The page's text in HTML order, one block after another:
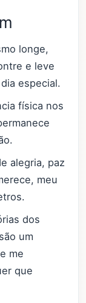
longe,
e leve
especial.
física nos
alegria, paz
meu
dos
um
me
que